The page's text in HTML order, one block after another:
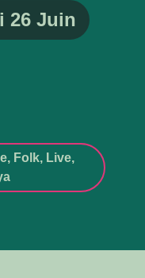
26 Juin
, Folk, Live,